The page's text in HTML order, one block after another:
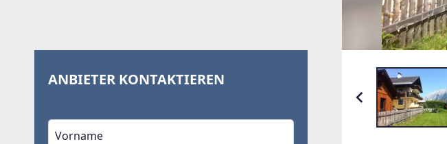
ANBIETER KONTAKTIEREN